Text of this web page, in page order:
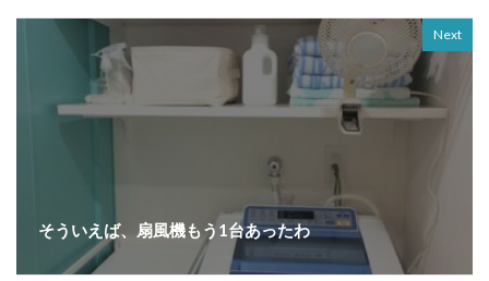
Next
そういえば、扇風機もう1台あったわ